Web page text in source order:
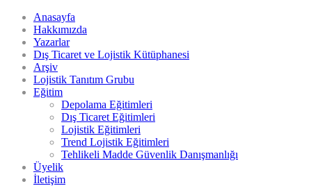
Anasayfa
Hakkımızda
Yazarlar
Dış Ticaret ve Lojistik Kütüphanesi
Arşiv
Lojistik Tanıtım Grubu
Eğitim
Depolama Eğitimleri
Dış Ticaret Eğitimleri
Lojistik Eğitimleri
Trend Lojistik Eğitimleri
Tehlikeli Madde Güvenlik Danışmanlığı
Üyelik
İletişim